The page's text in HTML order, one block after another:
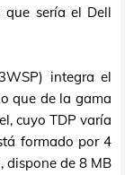
sería el Dell
integra el
que de la gama
cuyo TDP varía
formado por 4
dispone de 8 MB